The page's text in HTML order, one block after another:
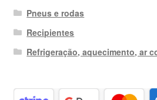
Pneus e rodas
Recipientes
Refrigeração, aquecimento, ar